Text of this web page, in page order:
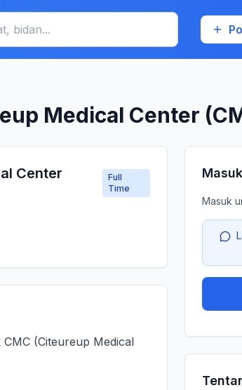
Medical Center
Center
Full
Time
(Citeureup Medical
Masuk